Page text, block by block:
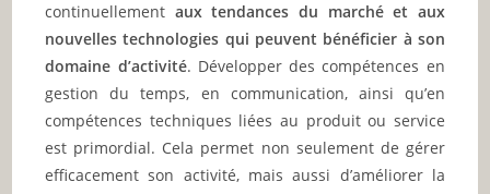
continuellement aux tendances du marché et aux
nouvelles technologies qui peuvent bénéficier à son
domaine d’activité. Développer des compétences en
gestion du temps, en communication, ainsi qu’en
compétences techniques liées au produit ou service
est primordial. Cela permet non seulement de gérer
efficacement son activité, mais aussi d’améliorer la